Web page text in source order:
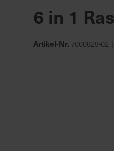
6 in 1
Artikel-Nr. 7000829-02